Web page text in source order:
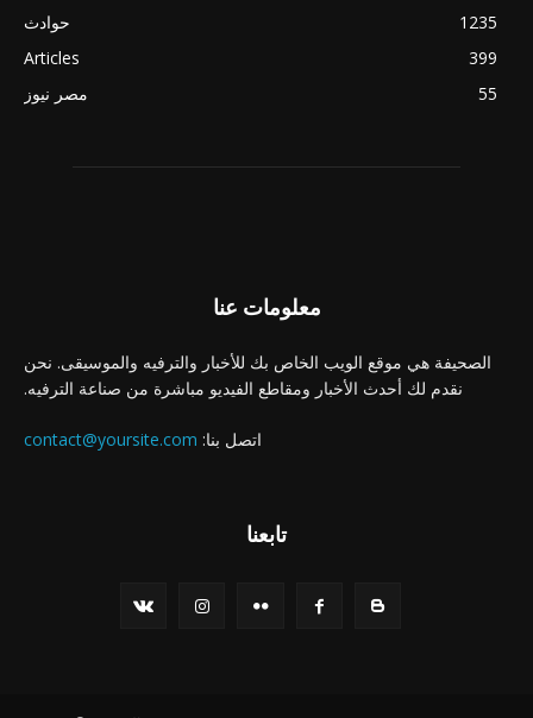
حوادث
1235
Articles
399
مصر نيوز
55
معلومات عنا
الصحيفة هي موقع الويب الخاص بك للأخبار والترفيه والموسيقى. نحن
نقدم لك أحدث الأخبار ومقاطع الفيديو مباشرة من صناعة الترفيه.
اتصل بنا: contact@yoursite.com
تابعنا